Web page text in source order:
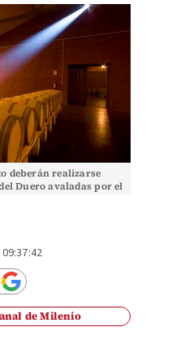
deberán realizarse
Duero avaladas por el
de Milenio